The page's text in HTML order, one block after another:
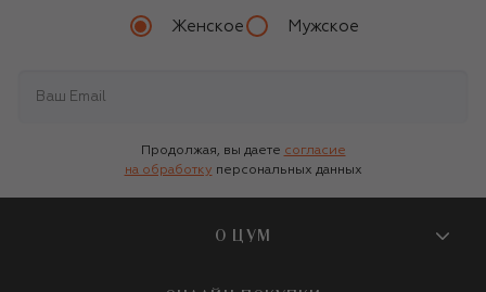
Женское Мужское
Продолжая, вы даете согласие
на обработку персональных данных
О ЦУМ
О магазине